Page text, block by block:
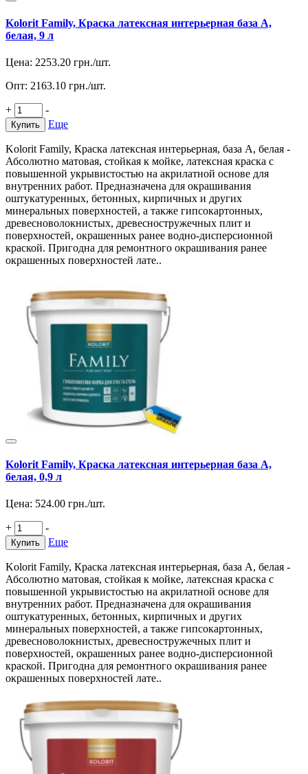
Kolorit Family, Краска латексная интерьерная база А,
белая, 9 л
Цена: 2253.20 грн./шт.
Опт: 2163.10 грн./шт.
+ -
Купить Еще
Kolorit Family, Краска латексная интерьерная, база А, белая -
Абсолютно матовая, стойкая к мойке, латексная краска с
повышенной укрывистостью на акрилатной основе для
внутренних работ. Предназначена для окрашивания
оштукатуренных, бетонных, кирпичных и других
минеральных поверхностей, а также гипсокартонных,
древесноволокнистых, древесностружечных плит и
поверхностей, окрашенных ранее водно-дисперсионной
краской. Пригодна для ремонтного окрашивания ранее
окрашенных поверхностей лате..
Kolorit Family, Краска латексная интерьерная база А,
белая, 0,9 л
Цена: 524.00 грн./шт.
+ -
Купить Еще
Kolorit Family, Краска латексная интерьерная, база А, белая -
Абсолютно матовая, стойкая к мойке, латексная краска с
повышенной укрывистостью на акрилатной основе для
внутренних работ. Предназначена для окрашивания
оштукатуренных, бетонных, кирпичных и других
минеральных поверхностей, а также гипсокартонных,
древесноволокнистых, древесностружечных плит и
поверхностей, окрашенных ранее водно-дисперсионной
краской. Пригодна для ремонтного окрашивания ранее
окрашенных поверхностей лате..